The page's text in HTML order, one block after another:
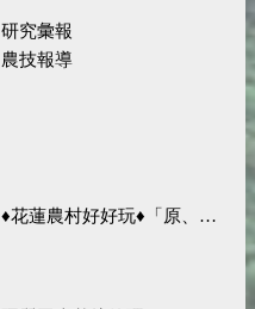
研究彙報
農技報導
♦花蓮農村好好玩♦「原、生、慢、活」四條遊程推薦